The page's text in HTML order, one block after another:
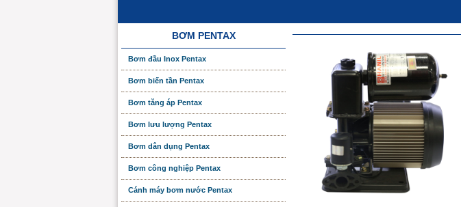
BƠM PENTAX
Bơm đầu Inox Pentax
Bơm biến tần Pentax
Bơm tăng áp Pentax
Bơm lưu lượng Pentax
Bơm dân dụng Pentax
Bơm công nghiệp Pentax
Cánh máy bơm nước Pentax